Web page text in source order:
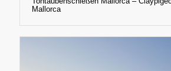
Mallorca